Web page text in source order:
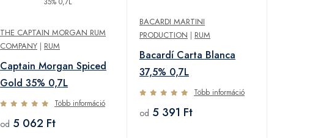
THE CAPTAIN MORGAN RUM
COMPANY | RUM
Captain Morgan Spiced
Gold 35% 0,7L
Több információ
od 5 062 Ft
BACARDI MARTINI
PRODUCTION | RUM
Bacardí Carta Blanca
37,5% 0,7L
Több információ
od 5 391 Ft